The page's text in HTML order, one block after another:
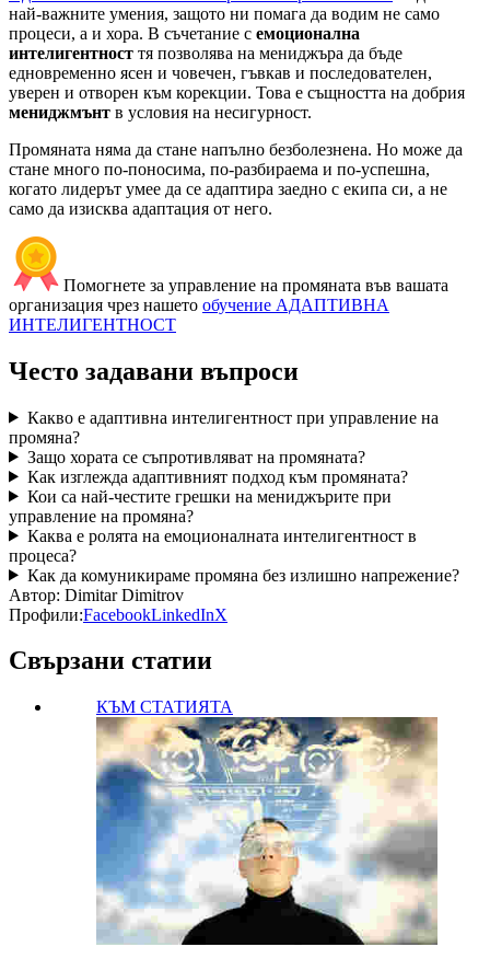
най-важните умения, защото ни помага да водим не само
процеси, а и хора. В съчетание с емоционална
интелигентност тя позволява на мениджъра да бъде
едновременно ясен и човечен, гъвкав и последователен,
уверен и отворен към корекции. Това е същността на добрия
мениджмънт в условия на несигурност.
Промяната няма да стане напълно безболезнена. Но може да
стане много по-поносима, по-разбираема и по-успешна,
когато лидерът умее да се адаптира заедно с екипа си, а не
само да изисква адаптация от него.
Помогнете за управление на промяната във вашата
организация чрез нашето обучение АДАПТИВНА
ИНТЕЛИГЕНТНОСТ
Често задавани въпроси
Какво е адаптивна интелигентност при управление на
промяна?
Защо хората се съпротивляват на промяната?
Как изглежда адаптивният подход към промяната?
Кои са най-честите грешки на мениджърите при
управление на промяна?
Каква е ролята на емоционалната интелигентност в
процеса?
Как да комуникираме промяна без излишно напрежение?
Автор: Dimitar Dimitrov
Профили:FacebookLinkedInX
Свързани статии
КЪМ СТАТИЯТА